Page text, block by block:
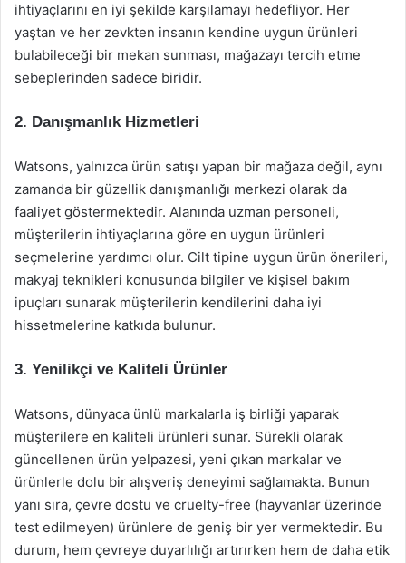
ihtiyaçlarını en iyi şekilde karşılamayı hedefliyor. Her
yaştan ve her zevkten insanın kendine uygun ürünleri
bulabileceği bir mekan sunması, mağazayı tercih etme
sebeplerinden sadece biridir.
2. Danışmanlık Hizmetleri
Watsons, yalnızca ürün satışı yapan bir mağaza değil, aynı
zamanda bir güzellik danışmanlığı merkezi olarak da
faaliyet göstermektedir. Alanında uzman personeli,
müşterilerin ihtiyaçlarına göre en uygun ürünleri
seçmelerine yardımcı olur. Cilt tipine uygun ürün önerileri,
makyaj teknikleri konusunda bilgiler ve kişisel bakım
ipuçları sunarak müşterilerin kendilerini daha iyi
hissetmelerine katkıda bulunur.
3. Yenilikçi ve Kaliteli Ürünler
Watsons, dünyaca ünlü markalarla iş birliği yaparak
müşterilere en kaliteli ürünleri sunar. Sürekli olarak
güncellenen ürün yelpazesi, yeni çıkan markalar ve
ürünlerle dolu bir alışveriş deneyimi sağlamakta. Bunun
yanı sıra, çevre dostu ve cruelty-free (hayvanlar üzerinde
test edilmeyen) ürünlere de geniş bir yer vermektedir. Bu
durum, hem çevreye duyarlılığı artırırken hem de daha etik